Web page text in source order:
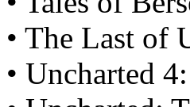
• The Last of
• Uncharted